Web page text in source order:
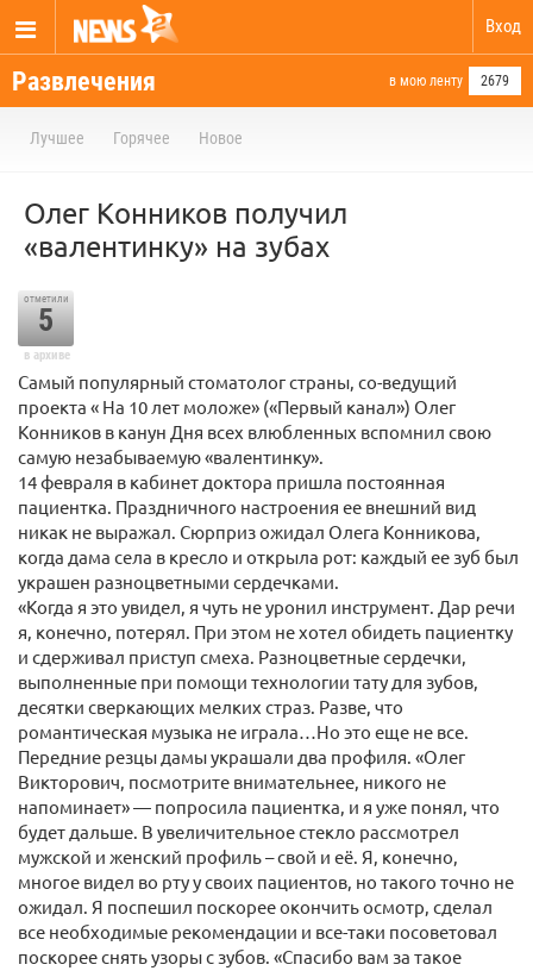
Вход
Развлечения в мою ленту 2679
Лучшее Горячее Новое
Олег Конников получил
«валентинку» на зубах
отметили
5
в архиве
Самый популярный стоматолог страны, со-ведущий
проекта « На 10 лет моложе» («Первый канал») Олег
Конников в канун Дня всех влюбленных вспомнил свою
самую незабываемую «валентинку».
14 февраля в кабинет доктора пришла постоянная
пациентка. Праздничного настроения ее внешний вид
никак не выражал. Сюрприз ожидал Олега Конникова,
когда дама села в кресло и открыла рот: каждый ее зуб был
украшен разноцветными сердечками.
«Когда я это увидел, я чуть не уронил инструмент. Дар речи
я, конечно, потерял. При этом не хотел обидеть пациентку
и сдерживал приступ смеха. Разноцветные сердечки,
выполненные при помощи технологии тату для зубов,
десятки сверкающих мелких страз. Разве, что
романтическая музыка не играла…Но это еще не все.
Передние резцы дамы украшали два профиля. «Олег
Викторович, посмотрите внимательнее, никого не
напоминает» — попросила пациентка, и я уже понял, что
будет дальше. В увеличительное стекло рассмотрел
мужской и женский профиль – свой и её. Я, конечно,
многое видел во рту у своих пациентов, но такого точно не
ожидал. Я поспешил поскорее окончить осмотр, сделал
все необходимые рекомендации и все-таки посоветовал
поскорее снять узоры с зубов. «Спасибо вам за такое